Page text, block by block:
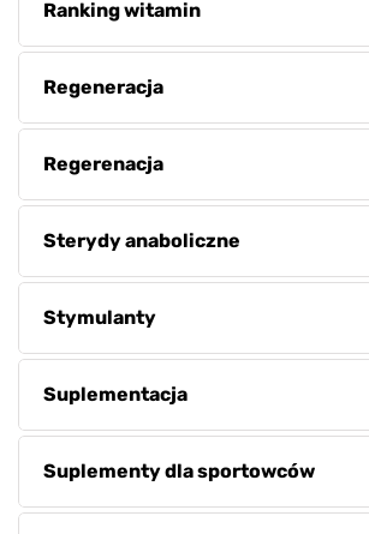
Ranking witamin
Regeneracja
Regerenacja
Sterydy anaboliczne
Stymulanty
Suplementacja
Suplementy dla sportowców